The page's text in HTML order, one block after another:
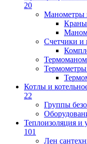
20
Манометры
Счетчики и
Котлы и
22
Группы
Теплоизоляция и
101
Лен